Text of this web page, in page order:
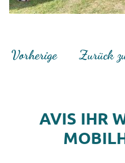
Vorherige Zurück
AVIS IHR